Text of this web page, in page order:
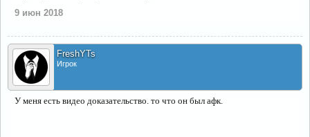
9 июн 2018
FreshYTs
Игрок
У меня есть видео доказательство. то что он был афк.